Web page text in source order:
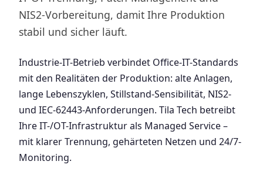
NIS2-Vorbereitung, damit Ihre Produktion
stabil und sicher läuft.
Industrie-IT-Betrieb verbindet Office-IT-Standards
mit den Realitäten der Produktion: alte Anlagen,
lange Lebenszyklen, Stillstand-Sensibilität, NIS2-
und IEC-62443-Anforderungen. Tila Tech betreibt
Ihre IT-/OT-Infrastruktur als Managed Service –
mit klarer Trennung, gehärteten Netzen und 24/7-
Monitoring.